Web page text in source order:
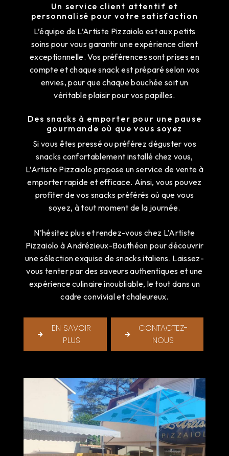
Un service client attentif et
personnalisé pour votre satisfaction
L’équipe de L’Artiste Pizzaiolo est aux petits
soins pour vous garantir une expérience client
exceptionnelle. Vos préférences sont prises en
compte et chaque snack est préparé selon vos
envies, pour que chaque bouchée soit un
véritable plaisir pour vos papilles.
Des snacks à emporter pour une pause
gourmande où que vous soyez
Si vous êtes pressé ou préférez déguster vos
snacks confortablement installé chez vous,
L’Artiste Pizzaiolo propose un service de vente à
emporter rapide et efficace. Ainsi, vous pouvez
profiter de vos snacks préférés où que vous
soyez, à tout moment de la journée.
N’hésitez plus et rendez-vous chez L’Artiste
Pizzaiolo à Andrézieux-Bouthéon pour découvrir
une sélection exquise de snacks italiens. Laissez-
vous tenter par des saveurs authentiques et une
expérience culinaire inoubliable, le tout dans un
cadre convivial et chaleureux.
EN SAVOIR
PLUS
CONTACTEZ-
NOUS